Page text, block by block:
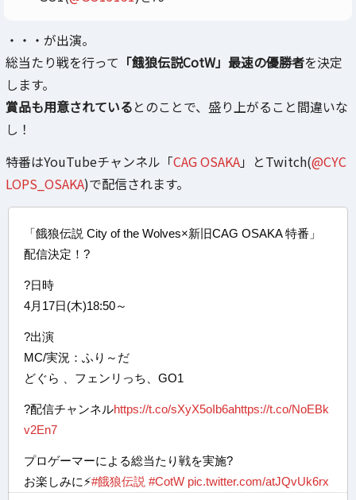
・・・が出演。
総当たり戦を行って 「餓狼伝説CotW」最速の優勝者を決定
します。
賞品も用意されているとのことで、盛り上がること間違いな
し！
特番はYouTubeチャンネル「CAG OSAKA」とTwitch(@CYC
LOPS_OSAKA)で配信されます。
「餓狼伝説 City of the Wolves×新旧CAG OSAKA 特番」
配信決定！?
?日時
4月17日(木)18:50～
?出演
MC/実況：ふり～だ
どぐら 、フェンリっち、GO1
?配信チャンネルhttps://t.co/sXyX5oIb6ahttps://t.co/NoEBk
v2En7
プロゲーマーによる総当たり戦を実施?
お楽しみに⚡️#餓狼伝説 #CotW pic.twitter.com/atJQvUk6rx